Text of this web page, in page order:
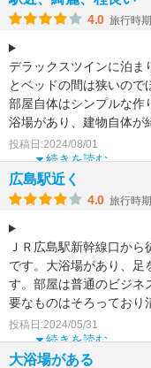
4.0 旅行時
デラックスツインに泊ま
とベッドの間は狭いので
部屋自体はシンプルな作
浴場があり、建物自体が
たです。
コイ
続きを読む
投稿日:2024/08/01
広島駅近く
4.0 旅行時
ＪＲ広島駅新幹線口か
です。大浴場があり、足
す。部屋は普通のビジネ
要なものはそろっており
近隣は飲食店や商
続きを読む
投稿日:2024/05/31
大浴場がある